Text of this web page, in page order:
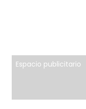
Espacio publicitario